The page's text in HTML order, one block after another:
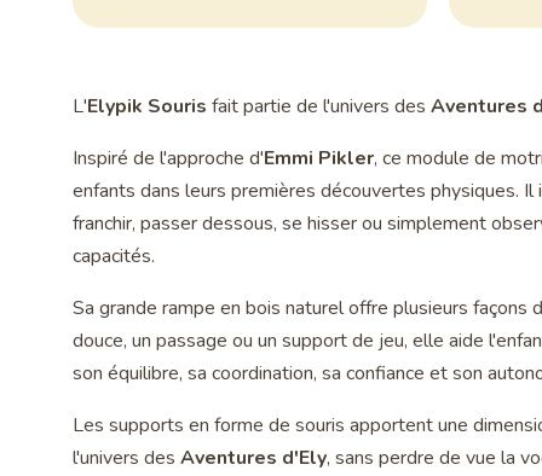
L'Elypik Souris fait partie de l'univers des Aventures
Inspiré de l'approche d'Emmi Pikler, ce module de
enfants dans leurs premières découvertes physiques.
franchir, passer dessous, se hisser ou simplement
capacités.
Sa grande rampe en bois naturel offre plusieurs façons
douce, un passage ou un support de jeu, elle aide
son équilibre, sa coordination, sa confiance et son
Les supports en forme de souris apportent une
l'univers des Aventures d'Ely, sans perdre de vue la